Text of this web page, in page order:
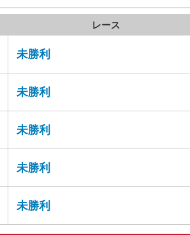
レース
未勝利
未勝利
未勝利
未勝利
未勝利